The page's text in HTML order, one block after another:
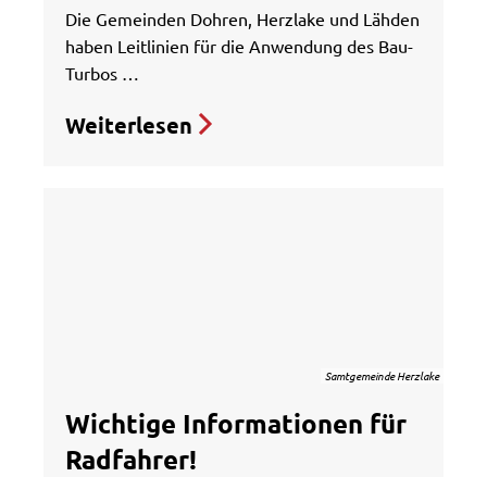
Die Gemeinden Dohren, Herzlake und Lähden
haben Leitlinien für die Anwendung des Bau-
Turbos …
Weiterlesen
Samtgemeinde Herzlake
Wichtige Informationen für
Radfahrer!